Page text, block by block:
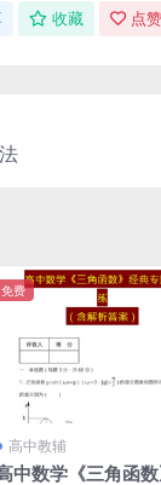
收藏 点
免费
高中教辅
中数学《三角函